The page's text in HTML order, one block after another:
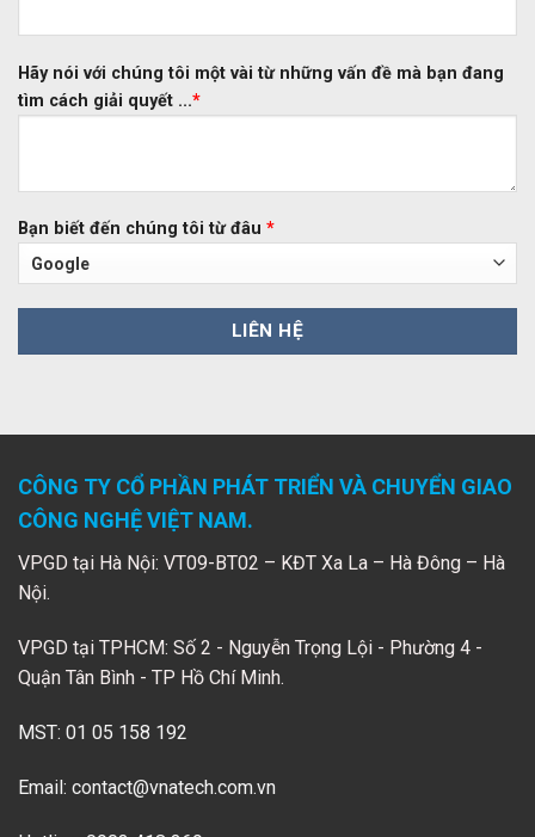
Hãy nói với chúng tôi một vài từ những vấn đề mà bạn đang
tìm cách giải quyết ...*
Bạn biết đến chúng tôi từ đâu *
CÔNG TY CỔ PHẦN PHÁT TRIỂN VÀ CHUYỂN GIAO
CÔNG NGHỆ VIỆT NAM.
VPGD tại Hà Nội: VT09-BT02 – KĐT Xa La – Hà Đông – Hà
Nội.
VPGD tại TPHCM: Số 2 - Nguyễn Trọng Lội - Phường 4 -
Quận Tân Bình - TP Hồ Chí Minh.
MST: 01 05 158 192
Email: contact@vnatech.com.vn